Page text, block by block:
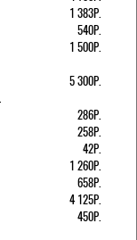
1 383Р.
540Р.
1 500Р.
5 300Р.
286Р.
258Р.
42Р.
1 260Р.
658Р.
4 125Р.
450Р.